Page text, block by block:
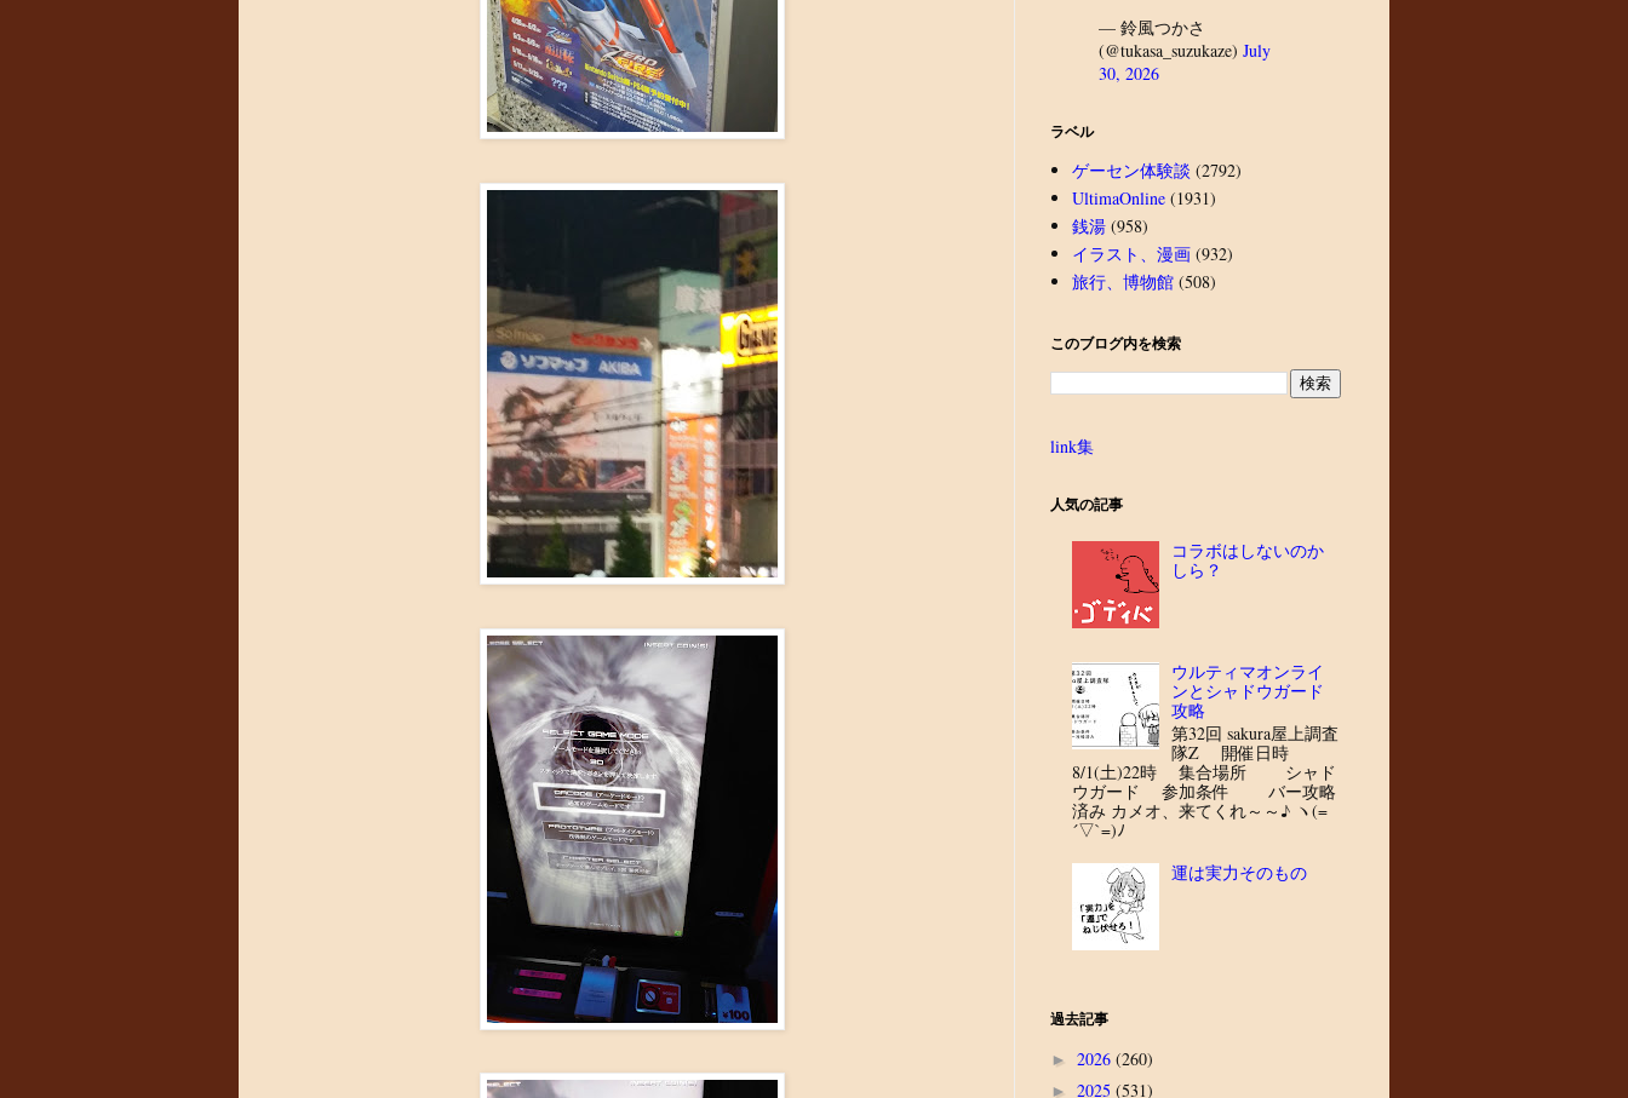
— 鈴風つかさ
(@tukasa_suzukaze) July
30, 2026
ラベル
ゲーセン体験談 (2792)
UltimaOnline (1931)
銭湯 (958)
イラスト、漫画 (932)
旅行、博物館 (508)
このブログ内を検索
link集
人気の記事
コラボはしないのか
しら？
ウルティマオンライ
ンとシャドウガード
攻略
第32回 sakura屋上調査
隊Z 開催日時
8/1(土)22時 集合場所 シャド
ウガード 参加条件 バー攻略
済み カメオ、来てくれ～～♪ ヽ(=
´▽`=)ﾉ
運は実力そのもの
過去記事
► 2026 (260)
► 2025 (531)